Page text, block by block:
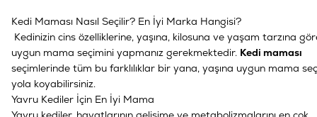
Kedi Maması Nasıl Seçilir? En İyi Marka Hangisi?
Kedinizin cins özelliklerine, yaşına, kilosuna ve yaşam tarzına
uygun mama seçimini yapmanız gerekmektedir. Kedi maması
seçimlerinde tüm bu farklılıklar bir yana, yaşına uygun mama
yola koyabilirsiniz.
Yavru Kediler İçin En İyi Mama